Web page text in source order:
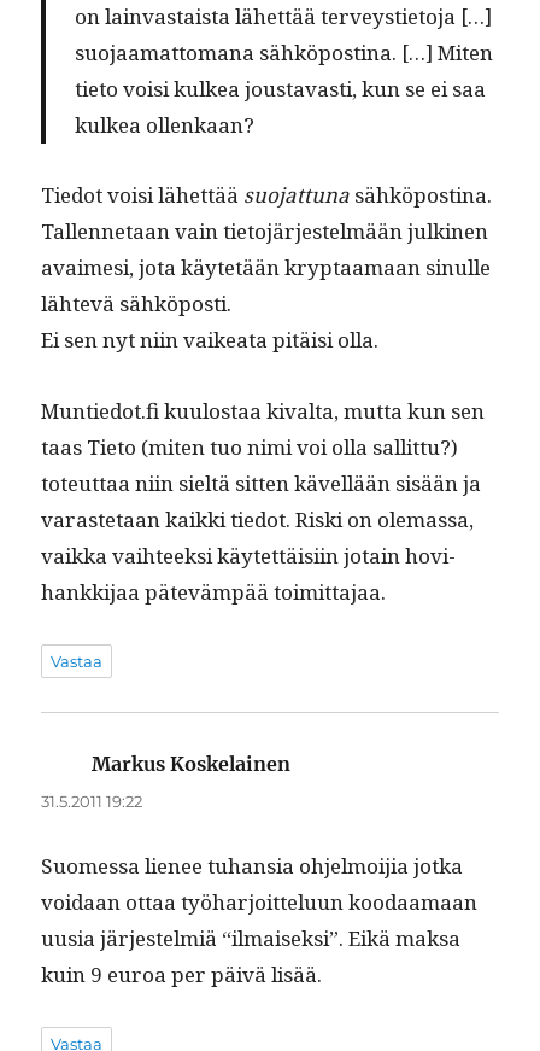
on lain­vas­taista lähet­tää ter­veysti­eto­ja […]
suo­jaa­mat­tomana sähkö­posti­na. […] Miten
tieto voisi kulkea jous­tavasti, kun se ei saa
kulkea ollenkaan?
Tiedot voisi lähet­tää suo­jat­tuna sähkö­posti­na.
Tal­len­netaan vain tieto­jär­jestelmään julki­nen
avaime­si, jota käytetään kryptaa­maan sin­ulle
lähtevä sähköposti.
Ei sen nyt niin vaikea­ta pitäisi olla.
Muntiedot.fi kuu­lostaa kival­ta, mut­ta kun sen
taas Tieto (miten tuo nimi voi olla sal­lit­tu?)
toteut­taa niin sieltä sit­ten kävel­lään sisään ja
varaste­taan kaik­ki tiedot. Ris­ki on ole­mas­sa,
vaik­ka vai­h­teek­si käytet­täisi­in jotain hov­i­
hankki­jaa päteväm­pää toimittajaa.
Vastaa
Markus Koskelainen
31.5.2011 19:22
Suomes­sa lie­nee tuhan­sia ohjel­moi­jia jot­ka
voidaan ottaa työhar­joit­telu­un koodaa­maan
uusia jär­jestelmiä “ilmaisek­si”. Eikä mak­sa
kuin 9 euroa per päivä lisää.
Vastaa